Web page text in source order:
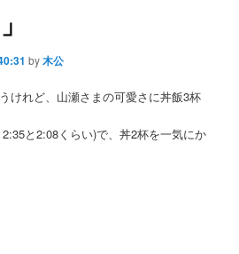
by木公
けれど、山瀬さまの可愛さに丼飯3杯
と2:08くらい)で、丼2杯を一気にか